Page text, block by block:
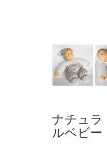
ナチュラ
ルベビー